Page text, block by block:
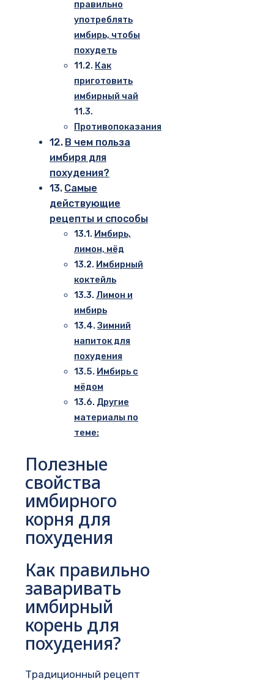
правильно
употреблять
имбирь, чтобы
похудеть
Как
приготовить
имбирный чай
Противопоказания
В чем польза
имбиря для
похудения?
Самые
действующие
рецепты и способы
Имбирь,
лимон, мёд
Имбирный
коктейль
Лимон и
имбирь
Зимний
напиток для
похудения
Имбирь с
мёдом
Другие
материалы по
теме:
Полезные
свойства
имбирного
корня для
похудения
Как правильно
заваривать
имбирный
корень для
похудения?
Традиционный рецепт